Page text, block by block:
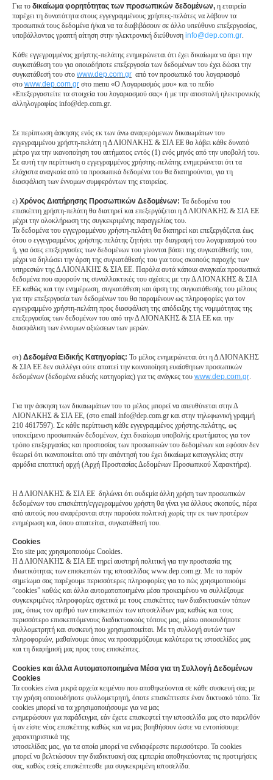
Για το δικαίωμα φορητότητας των προσωπικών δεδομένων, η εταιρεία
παρέχει τη δυνατότητα στους εγγεγραμμένους χρήστες-πελάτες να λάβουν τα
προσωπικά τους δεδομένα ή/και να τα διαβιβάσουν σε άλλο υπεύθυνο επεξεργασίας,
υποβάλλοντας γραπτή αίτηση στην ηλεκτρονική διεύθυνση info@dep com gr
Κάθε εγγεγραμμένος χρήστης-πελάτης ενημερώνεται ότι έχει δικαίωμα να άρει την
συγκατάθεση του για οποιαδήποτε επεξεργασία των δεδομένων του έχει δώσει την
συγκατάθεσή του στο www.dep.com.gr από τον προσωπικό του λογαριασμό
στο www.dep.com.gr στο menu «Ο Λογαριασμός μου» και το πεδίο
«Επεξεργαστείτε τα στοιχεία του λογαριασμού σας» ή με την αποστολή ηλεκτρονικής
αλληλογραφίας info@dep com gr
Σε περίπτωση άσκησης ενός εκ των άνω αναφερόμενων δικαιωμάτων του
εγγεγραμμένου χρήστη-πελάτη η Δ ΛΙΟΝΑΚΗΣ & ΣΙΑ ΕΕ θα λάβει κάθε δυνατό
μέτρο για την ικανοποίηση του αιτήματος εντός (1) ενός μηνός από την υποβολή του.
Σε αυτή την περίπτωση o εγγεγραμμένος χρήστης-πελάτης ενημερώνεται ότι τα
ελάχιστα αναγκαία από τα προσωπικά δεδομένα του θα διατηρούνται, για τη
διασφάλιση των έννομων συμφερόντων της εταιρείας.
ε) Χρόνος Διατήρησης Προσωπικών Δεδομένων: Τα δεδομένα του
επισκέπτη χρήστη-πελάτη θα διατηρεί και επεξεργάζεται η Δ ΛΙΟΝΑΚΗΣ & ΣΙΑ ΕΕ
μέχρι την ολοκλήρωση της συγκεκριμένης παραγγελίας του.
Τα δεδομένα του εγγεγραμμένου χρήστη-πελάτη θα διατηρεί και επεξεργάζεται έως
ότου ο εγγεγραμμένος χρήστης-πελάτης ζητήσει την διαγραφή του λογαριασμού του
ή, για όσες επεξεργασίες των δεδομένων του γίνονται βάσει της συγκατάθεσής του,
μέχρι να δηλώσει την άρση της συγκατάθεσής του για τους σκοπούς παροχής των
υπηρεσιών της Δ ΛΙΟΝΑΚΗΣ & ΣΙΑ ΕΕ. Παρόλα αυτά κάποια αναγκαία προσωπικά
δεδομένα που αφορούν τις συναλλακτικές του σχέσεις με την Δ ΛΙΟΝΑΚΗΣ & ΣΙΑ
ΕΕ καθώς και την ενημέρωση, συγκατάθεση και άρση της συγκατάθεσής του μέλους
για την επεξεργασία των δεδομένων του θα παραμένουν ως πληροφορίες για τον
εγγεγραμμένο χρήστη-πελάτη προς διασφάλιση της απόδειξης της νομιμότητας της
επεξεργασίας των δεδομένων του από την Δ ΛΙΟΝΑΚΗΣ & ΣΙΑ ΕΕ και την
διασφάλιση των έννομων αξιώσεων των μερών.
στ) Δεδομένα Ειδικής Κατηγορίας: Το μέλος ενημερώνεται ότι η Δ ΛΙΟΝΑΚΗΣ
& ΣΙΑ ΕΕ δεν συλλέγει ούτε απαιτεί την κοινοποίηση ευαίσθητων προσωπικών
δεδομένων (δεδομένα ειδικής κατηγορίας) για τις ανάγκες του www.dep.com.gr
Για την άσκηση των δικαιωμάτων του το μέλος μπορεί να απευθύνεται στην Δ
ΛΙΟΝΑΚΗΣ & ΣΙΑ ΕΕ, (στο email info@dep com gr και στην τηλεφωνική γραμμή
210 4617597). Σε κάθε περίπτωση κάθε εγγεγραμμένος χρήστης-πελάτης, ως
υποκείμενο προσωπικών δεδομένων, έχει δικαίωμα υποβολής ερωτήματος για τον
τρόπο επεξεργασίας και προστασίας των προσωπικών του δεδομένων και εφόσον δεν
θεωρεί ότι ικανοποιείται από την απάντησή του έχει δικαίωμα καταγγελίας στην
αρμόδια εποπτική αρχή (Αρχή Προστασίας Δεδομένων Προσωπικού Χαρακτήρα).
Η Δ ΛΙΟΝΑΚΗΣ & ΣΙΑ ΕΕ δηλώνει ότι ουδεμία άλλη χρήση των προσωπικών
δεδομένων του επισκέπτη/εγγεγραμμένου χρήστη θα γίνει για άλλους σκοπούς, πέρα
από αυτούς που αναφέρονται στην παρούσα πολιτική χωρίς την εκ των προτέρων
ενημέρωση και, όπου απαιτείται, συγκατάθεσή του.
Cookies
Στο site μας χρησιμοποιούμε Cookies.
Η Δ ΛΙΟΝΑΚΗΣ & ΣΙΑ ΕΕ τηρεί αυστηρή πολιτική για την προστασία της
ιδιωτικότητας των επισκεπτών της ιστοσελίδας www.dep.com.gr. Με το παρόν
σημείωμα σας παρέχουμε περισσότερες πληροφορίες για το πώς χρησιμοποιούμε
“cookies” καθώς και άλλα αυτοματοποιημένα μέσα προκειμένου να συλλέξουμε
συγκεκριμένες πληροφορίες σχετικά με τους επισκέπτες των διαδικτυακών τόπων
μας, όπως τον αριθμό των επισκεπτών των ιστοσελίδων μας καθώς και τους
περισσότερο επισκεπτόμενους διαδικτυακούς τόπους μας, μέσω οποιουδήποτε
φυλλομετρητή και συσκευή που χρησιμοποιείται. Με τη συλλογή αυτών των
πληροφοριών, μαθαίνουμε όπως να προσαρμόζουμε καλύτερα τις ιστοσελίδες μας
και τη διαφήμισή μας προς τους επισκέπτες.
Cookies και άλλα Αυτοματοποιημένα Μέσα για τη Συλλογή Δεδομένων
Cookies
Τα cookies είναι μικρά αρχεία κειμένου που αποθηκεύονται σε κάθε συσκευή σας με
την χρήση οποιουδήποτε φυλλομετρητή, όποτε επισκέπτεστε έναν δικτυακό τόπο. Τα
cookies μπορεί να τα χρησιμοποιήσουμε για να μας
ενημερώσουν για παράδειγμα, εάν έχετε επισκεφτεί την ιστοσελίδα μας στο παρελθόν
ή αν είστε νέος επισκέπτης καθώς και να μας βοηθήσουν ώστε να εντοπίσουμε
χαρακτηριστικά της
ιστοσελίδας μας, για τα οποία μπορεί να ενδιαφέρεστε περισσότερο. Τα cookies
μπορεί να βελτιώσουν την διαδικτυακή σας εμπειρία αποθηκεύοντας τις προτιμήσεις
σας, καθώς εσείς επισκέπτεσθε μια συγκεκριμένη ιστοσελίδα.